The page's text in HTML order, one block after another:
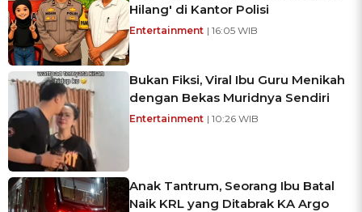
Hilang' di Kantor Polisi
Entertainment | 16:05 WIB
Bukan Fiksi, Viral Ibu Guru Menikah
dengan Bekas Muridnya Sendiri
Entertainment | 10:26 WIB
Anak Tantrum, Seorang Ibu Batal
Naik KRL yang Ditabrak KA Argo